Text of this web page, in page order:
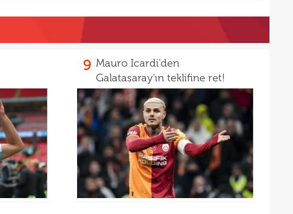
9 Mauro Icardi'den
Galatasaray'ın teklifine ret!